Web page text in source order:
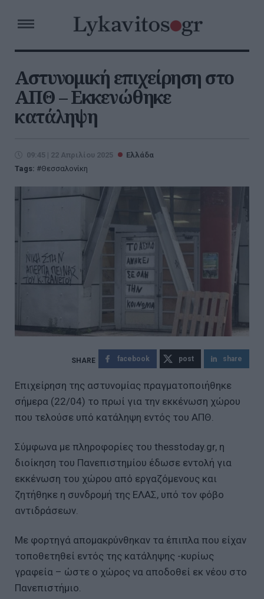
Αστυνομική επιχείρηση στο
ΑΠΘ – Εκκενώθηκε
κατάληψη
09:45 | 22 Απριλίου 2025
Ελλάδα
Tags:
Θεσσαλονίκη
facebook post share
Επιχείρηση της αστυνομίας πραγματοποιήθηκε
σήμερα (22/04) το πρωί για την εκκένωση χώρου
που τελούσε υπό κατάληψη εντός του ΑΠΘ.
Σύμφωνα με πληροφορίες του thesstoday.gr, η
διοίκηση του Πανεπιστημίου έδωσε εντολή για
εκκένωση του χώρου από εργαζόμενους και
ζητήθηκε η συνδρομή της ΕΛΑΣ, υπό τον φόβο
αντιδράσεων.
Με φορτηγά απομακρύνθηκαν τα έπιπλα που είχαν
τοποθετηθεί εντός της κατάληψης -κυρίως
γραφεία – ώστε ο χώρος να αποδοθεί εκ νέου στο
Πανεπιστήμιο.